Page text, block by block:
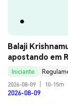
Balaji
apostando em
Iniciante
2026-08-09
10-15m
2026-08-09